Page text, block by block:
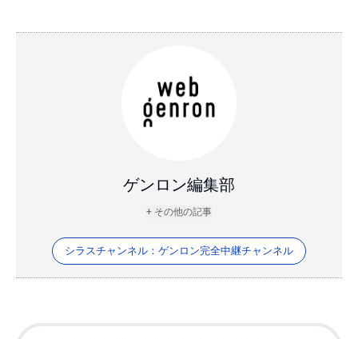
ゲンロン編集部
+ その他の記事
シラスチャンネル：ゲンロン完全中継チャンネル